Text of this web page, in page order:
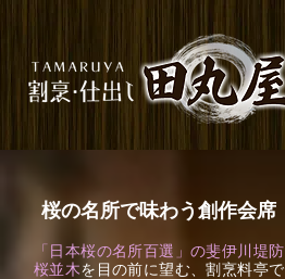
桜の名所で味わう創作会席
「日本桜の名所百選」の斐伊川堤防
桜並木を目の前に望む、割烹料亭で